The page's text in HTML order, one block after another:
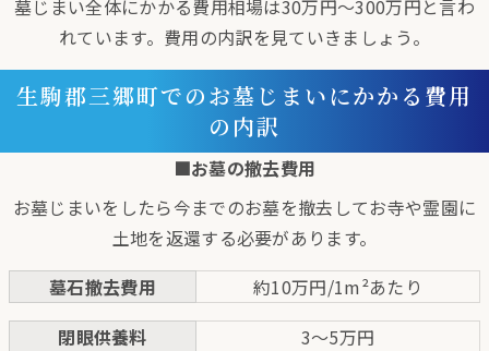
墓じまい全体にかかる費用相場は30万円～300万円と言わ
れています。費用の内訳を見ていきましょう。
生駒郡三郷町でのお墓じまいにかかる費用
の内訳
■お墓の撤去費用
お墓じまいをしたら今までのお墓を撤去してお寺や霊園に
土地を返還する必要があります。
墓石撤去費用
約10万円/1m²あたり
閉眼供養料
3〜5万円